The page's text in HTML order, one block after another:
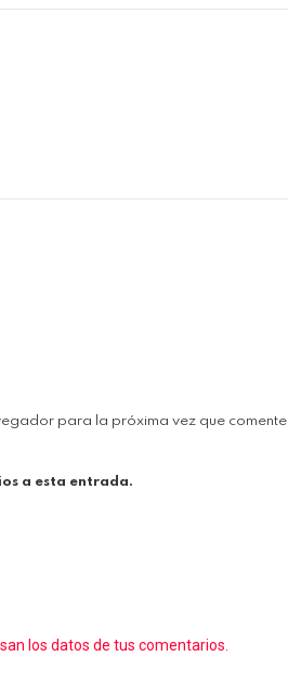
para la próxima vez que comente.
a esta entrada.
los datos de tus comentarios.